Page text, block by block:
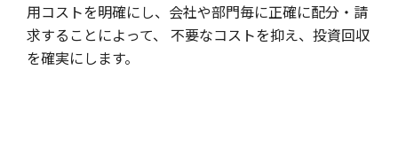
用コストを明確にし、会社や部門毎に正確に配分・請
求することによって、 不要なコストを抑え、投資回収
を確実にします。